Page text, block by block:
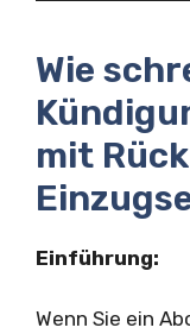
Wie
mit
Einführung:
Wenn Sie ein